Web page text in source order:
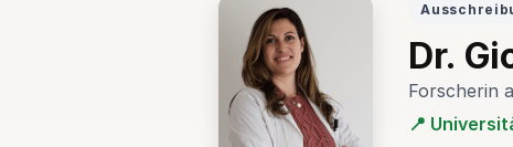
Dr.
Forscherin
📍